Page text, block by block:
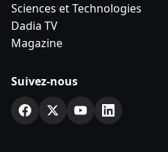
Sciences et Technologies
Dadia TV
Magazine
Suivez-nous